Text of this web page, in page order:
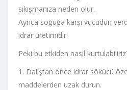
sıkışmanıza neden olur.
Ayrıca soğuğa karşı vücudun
idrar üretimidir.
Peki bu etkiden nasıl
1. Dalıştan önce idrar sökücü
maddelerden uzak durun.